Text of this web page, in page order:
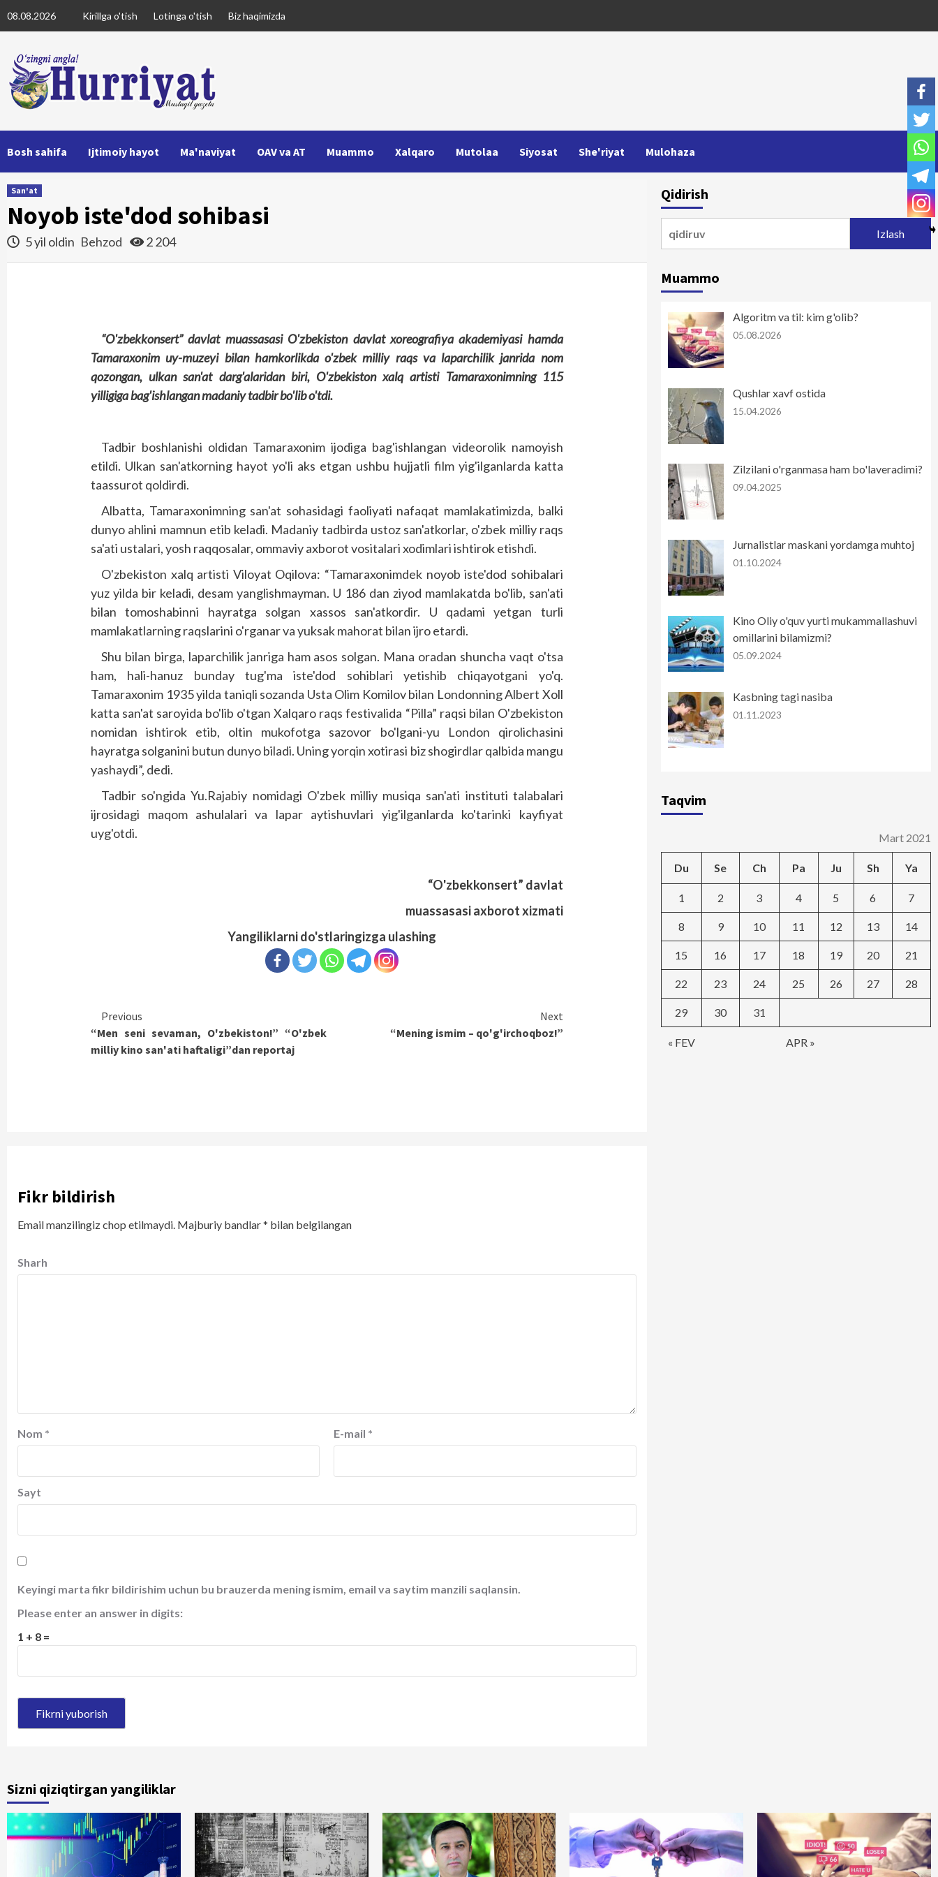
to
08.08.2026 Kirillga o'tish Lotinga o'tish Biz haqimizda
Bosh sahifa Ijtimoiy hayot Ma'naviyat OAV va AT Muammo Xalqaro Mutolaa Siyosat She'riyat Mulohaza
San'at
Noyob iste'dod sohibasi
5 yil oldin Behzod 2 204
“O'zbekkonsert” davlat muassasasi O'zbekiston davlat xoreografiya akademiyasi hamda
Tamaraxonim uy-muzeyi bilan hamkorlikda o'zbek milliy raqs va laparchilik janrida nom
qozongan, ulkan san'at darg'alaridan biri, O'zbekis­ton xalq artisti Tamaraxonimning 115
yilligiga bag'ishlangan madaniy tadbir bo'lib o'tdi.
Tadbir boshlanishi oldidan Tamaraxonim ijodiga bag'ishlangan videorolik namoyish
etildi. Ulkan san'atkorning hayot yo'li aks etgan ushbu hujjatli film yig'ilganlarda katta
taassurot qoldirdi.
Albatta, Tamaraxonimning san'at sohasidagi faoliyati nafaqat mamlakatimizda, balki
dunyo ahlini mamnun etib keladi. Madaniy tadbirda ustoz san'atkorlar, o'zbek milliy raqs
sa'ati ustalari, yosh raqqosalar, ommaviy axborot vositalari xodimlari ishtirok etishdi.
O'zbekiston xalq artisti Viloyat Oqilova: “Tamaraxonimdek noyob iste'dod sohibalari
yuz yilda bir keladi, desam yanglishmayman. U 186 dan ziyod mamlakatda bo'lib, san'ati
bilan tomoshabinni hayratga solgan xassos san'atkordir. U qadami yetgan turli
mamlakatlarning raqslarini o'rganar va yuksak mahorat bilan ijro etardi.
Shu bilan birga, laparchilik janriga ham asos solgan. Mana oradan shuncha vaqt o'tsa
ham, hali-hanuz bunday tug'ma iste'dod sohiblari yetishib chiqayotgani yo'q.
Tamaraxonim 1935 yilda taniqli sozanda Usta Olim Komilov bilan Londonning Albert Xoll
katta san'at saroyida bo'lib o'tgan Xalqaro raqs festivalida “Pilla” raqsi bilan O'zbekiston
nomidan ishtirok etib, oltin mukofotga sazovor bo'lgani-yu London qirolichasini
hayratga solganini butun dunyo biladi. Uning yorqin xotirasi biz shogirdlar qalbida mangu
yashaydi”, dedi.
Tadbir so'ngida Yu.Rajabiy nomidagi O'zbek milliy musiqa san'ati instituti talabalari
ijrosidagi maqom ashulalari va lapar aytishuvlari yig'ilganlarda ko'tarinki kayfiyat
uyg'otdi.
“O'zbekkonsert” davlat
muassasasi axborot xizmati
Yangiliklarni do'stlaringizga ulashing
Continue
Reading
Previous
“Men seni sevaman, O'zbekiston!” “O'zbek
milliy kino san'ati haftaligi”dan reportaj
Next
“Mening ismim – qo'g'irchoqboz!”
Fikr bildirish
Email manzilingiz chop etilmaydi. Majburiy bandlar* bilan belgilangan
Sharh
Nom * E-mail *
Sayt
Keyingi marta fikr bildirishim uchun bu brauzerda mening ismim, email va saytim manzili saqlansin.
Please enter an answer in digits:
1 + 8 =
Qidirish
Muammo
Algoritm va til: kim g'olib?
05.08.2026
Qushlar xavf ostida
15.04.2026
Zilzilani o'rganmasa ham bo'laveradimi?
09.04.2025
Jurnalistlar maskani yordamga muhtoj
01.10.2024
Kino Oliy o'quv yurti mukammallashuvi
omillarini bilamizmi?
05.09.2024
Kasbning tagi nasiba
01.11.2023
Taqvim
Mart 2021
Du Se Ch Pa Ju Sh Ya
« FEV APR »
1 2 3 4 5 6 7
8 9 10 11 12 13 14
15 16 17 18 19 20 21
22 23 24 25 26 27 28
29 30 31
Sizni qiziqtirgan yangiliklar